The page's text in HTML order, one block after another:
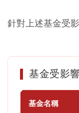
針對上述基金受
基金受影
基金名稱